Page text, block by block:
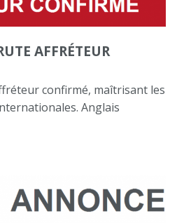
AFFRÉTEUR
confirmé, maîtrisant les
Anglais